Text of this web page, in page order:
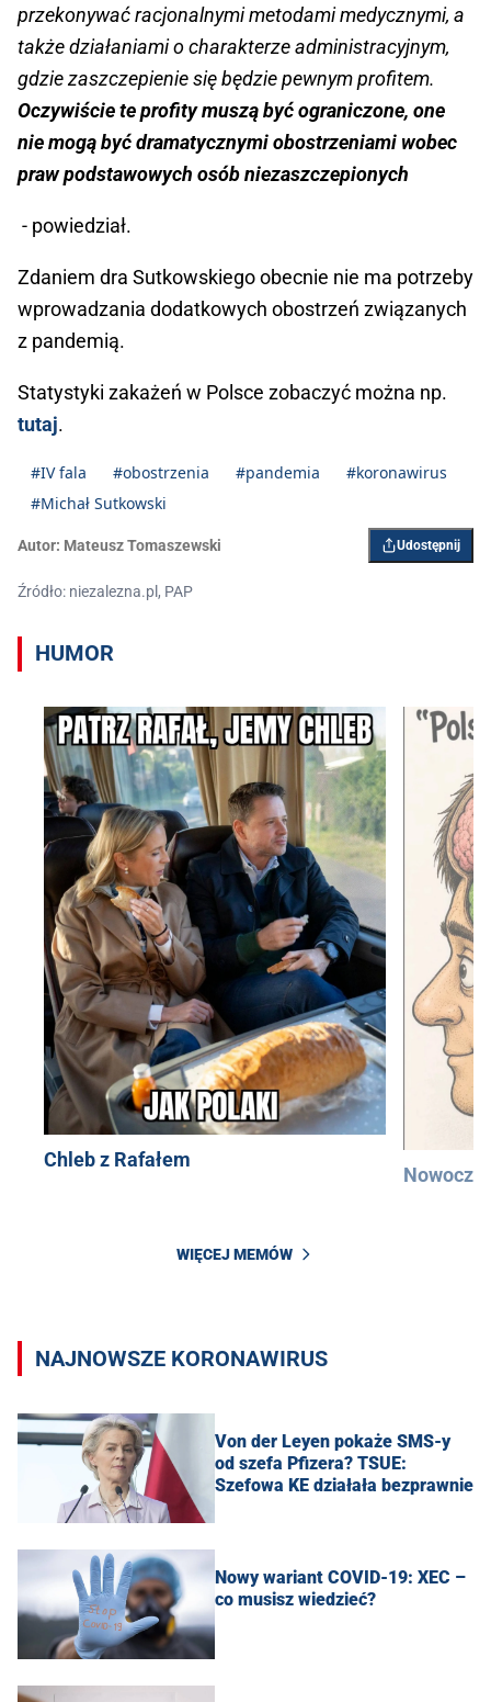
przekonywać racjonalnymi metodami medycznymi, a
także działaniami o charakterze administracyjnym,
gdzie zaszczepienie się będzie pewnym profitem.
Oczywiście te profity muszą być ograniczone, one
nie mogą być dramatycznymi obostrzeniami wobec
praw podstawowych osób niezaszczepionych
- powiedział.
Zdaniem dra Sutkowskiego obecnie nie ma potrzeby
wprowadzania dodatkowych obostrzeń związanych
z pandemią.
Statystyki zakażeń w Polsce zobaczyć można np.
tutaj.
#IV fala #obostrzenia #pandemia
#koronawirus
#Michał Sutkowski
Autor: Mateusz Tomaszewski Udostępnij
Źródło: niezalezna.pl, PAP
HUMOR
Chleb z Rafałem
WIĘCEJ MEMÓW
NAJNOWSZE KORONAWIRUS
Von der Leyen pokaże SMS-y
od szefa Pfizera? TSUE:
Szefowa KE działała bezprawnie
Nowy wariant COVID-19: XEC –
co musisz wiedzieć?